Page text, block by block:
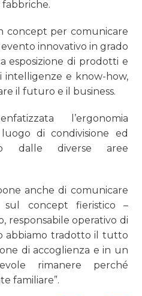
concept per comunicare
innovativo in grado
esposizione di prodotti e
intelligenze e know-how,
il futuro e il business.
l’ergonomia
luogo di condivisione ed
dalle diverse aree
anche di comunicare
sul concept fieristico –
responsabile operativo di
abbiamo tradotto il tutto
di accoglienza e in un
rimanere perché
familiare”.